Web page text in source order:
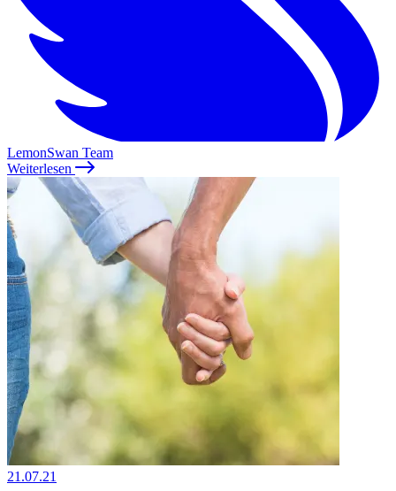
LemonSwan Team
Weiterlesen
21.07.21